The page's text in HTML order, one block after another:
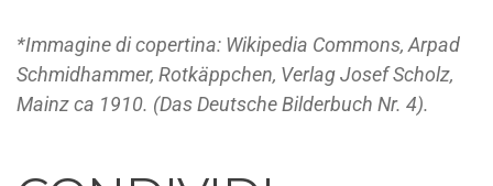
*Immagine di copertina: Wikipedia Commons, Arpad
Schmidhammer, Rotkäppchen, Verlag Josef Scholz,
Mainz ca 1910. (Das Deutsche Bilderbuch Nr. 4).